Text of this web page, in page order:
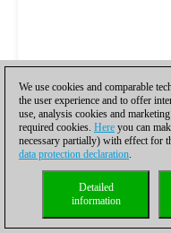
We use cookies and comparable
the user experience and to offer
use, analysis cookies and
required cookies. Here you can
necessary partially) with effect for
data protection declaration.
Detailed
information